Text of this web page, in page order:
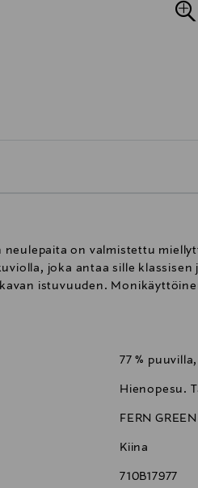
on valmistettu
joka antaa sille
istuvuuden.
77 %
Hienopesu.
FERN
Kiina
710B17977